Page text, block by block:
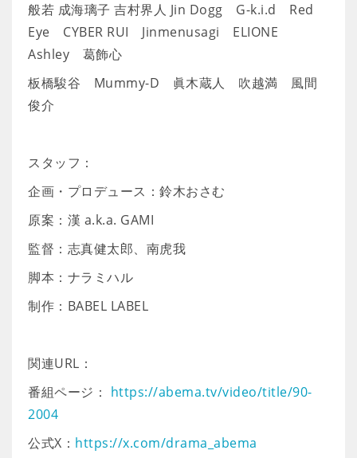
般若 成海璃子 吉村界人 Jin Dogg G-k.i.d Red
Eye CYBER RUI Jinmenusagi ELIONE
Ashley 葛飾心
板橋駿谷 Mummy-D 眞木蔵人 吹越満 風間
俊介
スタッフ：
企画・プロデュース：鈴木おさむ
原案：漢 a.k.a. GAMI
監督：志真健太郎、南虎我
脚本：ナラミハル
制作：BABEL LABEL
関連URL：
番組ページ： https://abema.tv/video/title/90-
2004
公式X： https://x.com/drama_abema